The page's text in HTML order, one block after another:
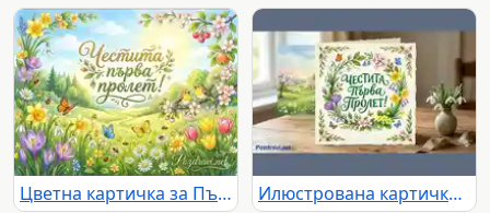
Цветна картичка за Първа пролет Илюстрована картичка "Честита Първа Пролет" с кокичета